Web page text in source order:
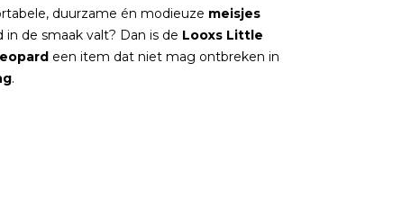
duurzame én modieuze meisjes
in de smaak valt? Dan is de Looxs Little
een item dat niet mag ontbreken in
.